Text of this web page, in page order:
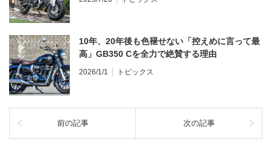
10年、20年後も色褪せない「控えめに言って最
高」GB350 Cを全力で絶賛する理由
2026/1/1 トピックス
前の記事 次の記事